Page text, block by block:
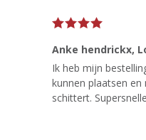
Anke hendrickx,
Ik heb mijn
kunnen plaatsen en
schittert.